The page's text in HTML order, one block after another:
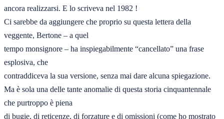
ancora realizzarsi. E lo scriveva nel 1982 !
Ci sarebbe da aggiungere che proprio su questa lettera della
veggente, Bertone – a quel
tempo monsignore – ha inspiegabilmente “cancellato” una frase
esplosiva, che
contraddiceva la sua versione, senza mai dare alcuna spiegazione.
Ma è sola una delle tante anomalie di questa storia cinquantennale
che purtroppo è piena
di bugie, di reticenze, di forzature e di omissioni (come ho mostrato